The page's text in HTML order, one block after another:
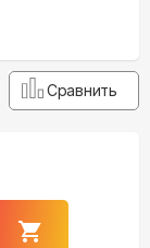
Сравнить